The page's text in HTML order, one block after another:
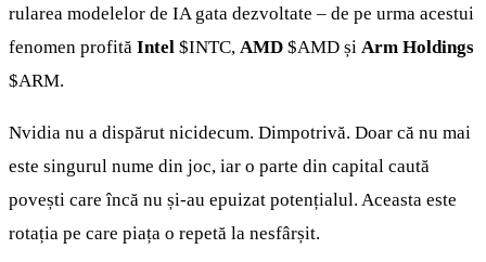
rularea modelelor de IA gata dezvoltate – de pe urma acestui
fenomen profită Intel $INTC, AMD $AMD și Arm Holdings
$ARM.
Nvidia nu a dispărut nicidecum. Dimpotrivă. Doar că nu mai
este singurul nume din joc, iar o parte din capital caută
povești care încă nu și-au epuizat potențialul. Aceasta este
rotația pe care piața o repetă la nesfârșit.